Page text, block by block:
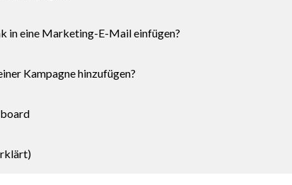
in eine Marketing-E-Mail einfügen?
Kampagne hinzufügen?